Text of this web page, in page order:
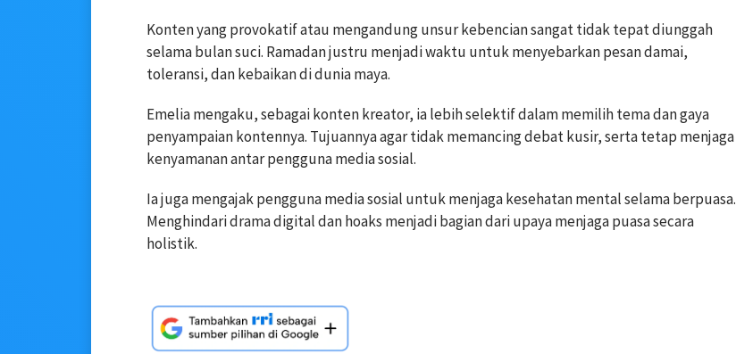
Konten yang provokatif atau mengandung unsur kebencian sangat tidak tepat diunggah
selama bulan suci. Ramadan justru menjadi waktu untuk menyebarkan pesan damai,
toleransi, dan kebaikan di dunia maya.
Emelia mengaku, sebagai konten kreator, ia lebih selektif dalam memilih tema dan gaya
penyampaian kontennya. Tujuannya agar tidak memancing debat kusir, serta tetap menjaga
kenyamanan antar pengguna media sosial.
Ia juga mengajak pengguna media sosial untuk menjaga kesehatan mental selama berpuasa.
Menghindari drama digital dan hoaks menjadi bagian dari upaya menjaga puasa secara
holistik.